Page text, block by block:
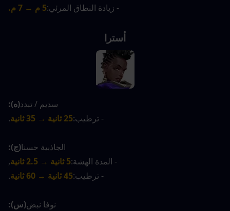
- زيادة النطاق المرئي:5 م → 7 م.
أسترا
سديم / تبدد(ه):
- ترطيب:25 ثانية → 35 ثانية .
الجاذبية حسنا(ج):
- المدة الهشة:5 ثانية → 2.5 ثانية
,
- ترطيب:45 ثانية → 60 ثانية .
نوفا نبض(س):